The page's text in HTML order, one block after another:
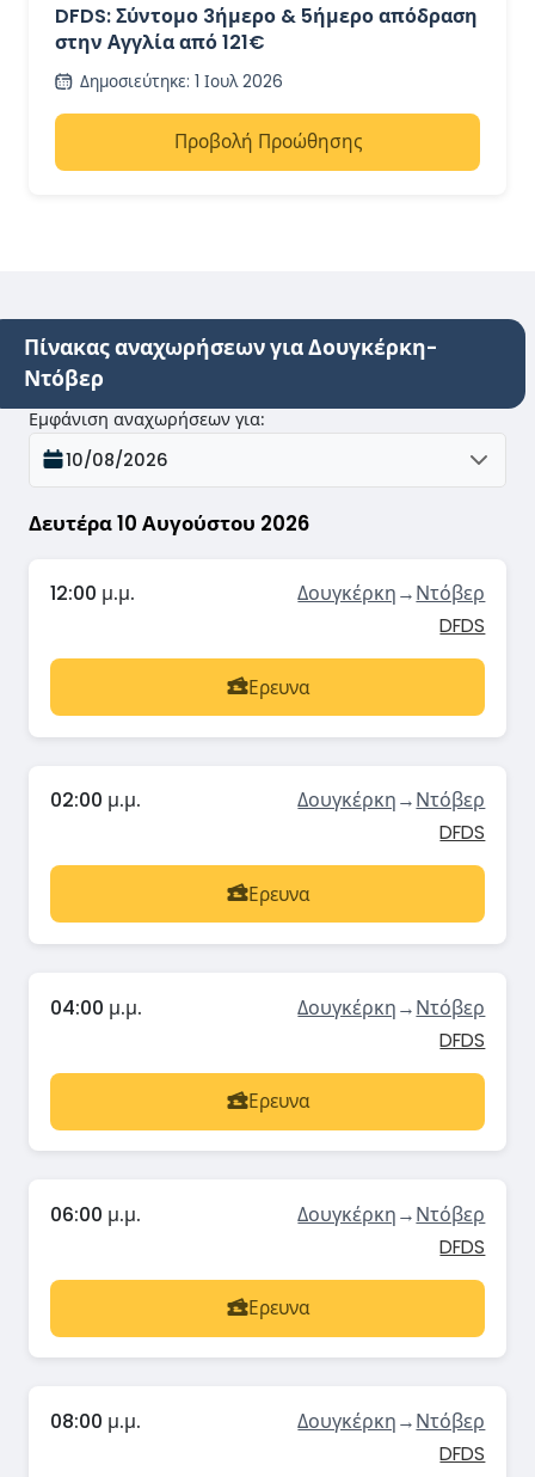
DFDS: Σύντομο 3ήμερο & 5ήμερο απόδραση
στην Αγγλία από 121€
Δημοσιεύτηκε: 1 Ιουλ 2026
Προβολή Προώθησης
Πίνακας αναχωρήσεων για Δουγκέρκη-
Ντόβερ
Δευτέρα 10 Αυγούστου 2026
Εμφάνιση αναχωρήσεων για:
10/08/2026
12:00 μ.μ. Δουγκέρκη→Ντόβερ
DFDS
Ερευνα
02:00 μ.μ. Δουγκέρκη→Ντόβερ
DFDS
Ερευνα
04:00 μ.μ. Δουγκέρκη→Ντόβερ
DFDS
Ερευνα
06:00 μ.μ. Δουγκέρκη→Ντόβερ
DFDS
Ερευνα
08:00 μ.μ. Δουγκέρκη→Ντόβερ
DFDS